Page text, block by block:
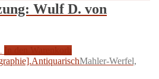
Wulf D. von
AntiquarischMahler-Werfel,